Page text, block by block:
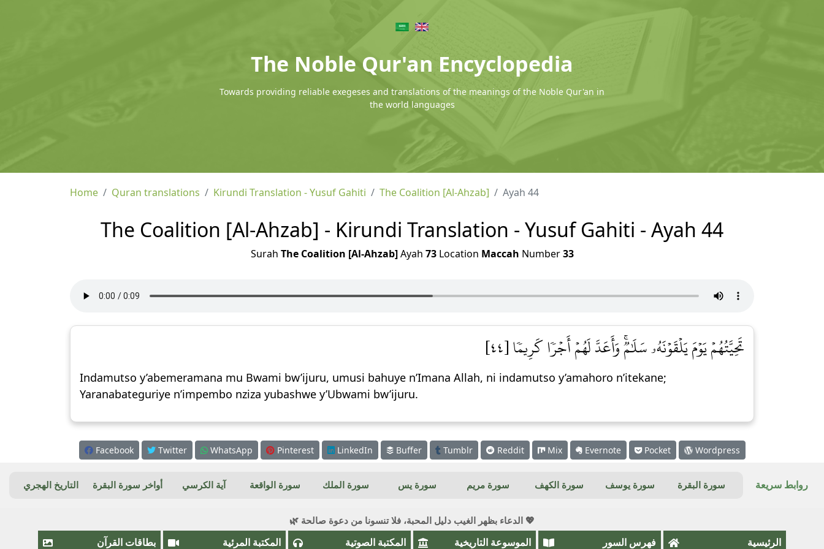
The Noble Qur'an Encyclopedia
Towards providing reliable exegeses and translations of the meanings of the Noble Qur'an in
the world languages
Home Quran translations Kirundi Translation - Yusuf Gahiti The Coalition [Al-Ahzab] Ayah 44
The Coalition [Al-Ahzab] - Kirundi Translation - Yusuf Gahiti - Ayah 44
Surah The Coalition [Al-Ahzab]Ayah 73Location Maccah Number33
تَحِيَّتُهُمۡ يَوۡمَ يَلۡقَوۡنَهُۥ سَلَٰمٞۚ وَأَعَدَّ لَهُمۡ أَجۡرٗا كَرِيمٗا [٤٤]
Indamutso y’abemeramana mu Bwami bw’ijuru, umusi bahuye n’Imana Allah, ni indamutso y’amahoro n’itekane;
Yaranabateguriye n’impembo nziza yubashwe y’Ubwami bw’ijuru.
Facebook Twitter WhatsApp Pinterest LinkedIn Buffer Tumblr Reddit Mix Evernote Pocket Wordpress
روابط سريعة سورة البقرة سورة يوسف سورة الكهف سورة مريم سورة يس سورة الملك سورة الواقعة آية الكرسي أواخر سورة البقرة التاريخ الهجري
💖 الدعاء بظهر الغيب دليل المحبة، فلا تنسونا من دعوة صالحة 🌿
الرئيسية فهرس السور الموسوعة التاريخية المكتبة الصوتية المكتبة المرئية بطاقات القرآن